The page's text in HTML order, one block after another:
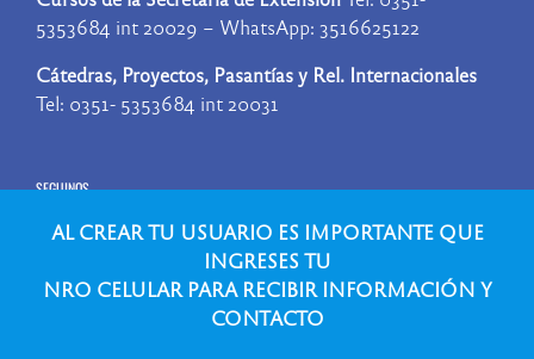
5353684 int 20029 – WhatsApp: 3516625122
Cátedras, Proyectos, Pasantías y Rel. Internacionales
Tel: 0351- 5353684 int 20031
SEGUINOS
AL CREAR TU USUARIO ES IMPORTANTE QUE
INGRESES TU
NRO CELULAR PARA RECIBIR INFORMACIÓN Y
CONTACTO